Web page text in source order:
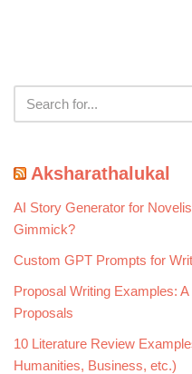
Aksharathalukal
AI Story Generator for
Gimmick?
Custom GPT Prompts for
Proposal Writing Examples:
Proposals
10 Literature Review
Humanities, Business, etc.)